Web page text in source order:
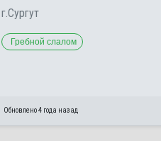
г.Сургут
Гребной слалом
Обновлено 4 года назад